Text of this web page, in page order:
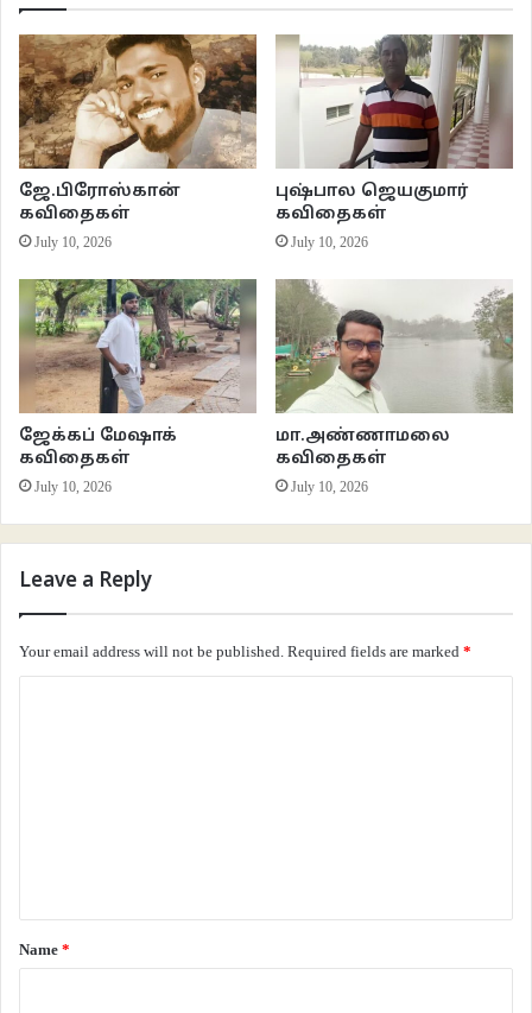
தலவாசலை நுகரும் போதும்…
********
–ayyanaredadimduttm97@gmail.com
அய்யனார் ஈடாடி இணைய இதழ் 74
கவிதைகள் வாசகசாலை
ஜே.பிரோஸ்கான்
கவிதைகள்
July 10, 2026
புஷ்பால ஜெயகுமார்
கவிதைகள்
July 10, 2026
ஜேக்கப் மேஷாக்
கவிதைகள்
July 10, 2026
மா.அண்ணாமலை
கவிதைகள்
July 10, 2026
Leave a Reply
Your email address will not be published. Required fields are marked *
*
Name *